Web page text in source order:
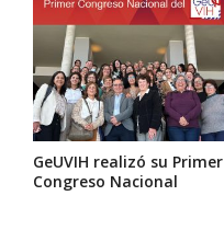
GeUVIH realizó su Primer
Congreso Nacional